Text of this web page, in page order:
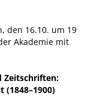
den 16.10. um 19
Akademie mit
Zeitschriften: